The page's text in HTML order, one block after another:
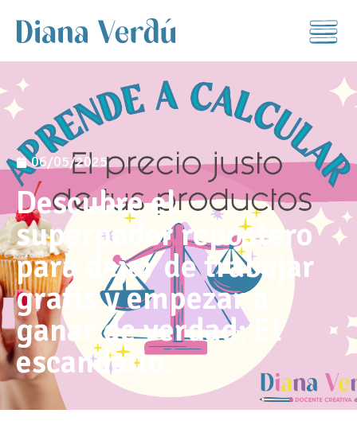
06/05/2025
Descubre el
superpoder repostero
para dejar de trabajar
gratis y empezar a
ganar de verdad: El
escandallo.